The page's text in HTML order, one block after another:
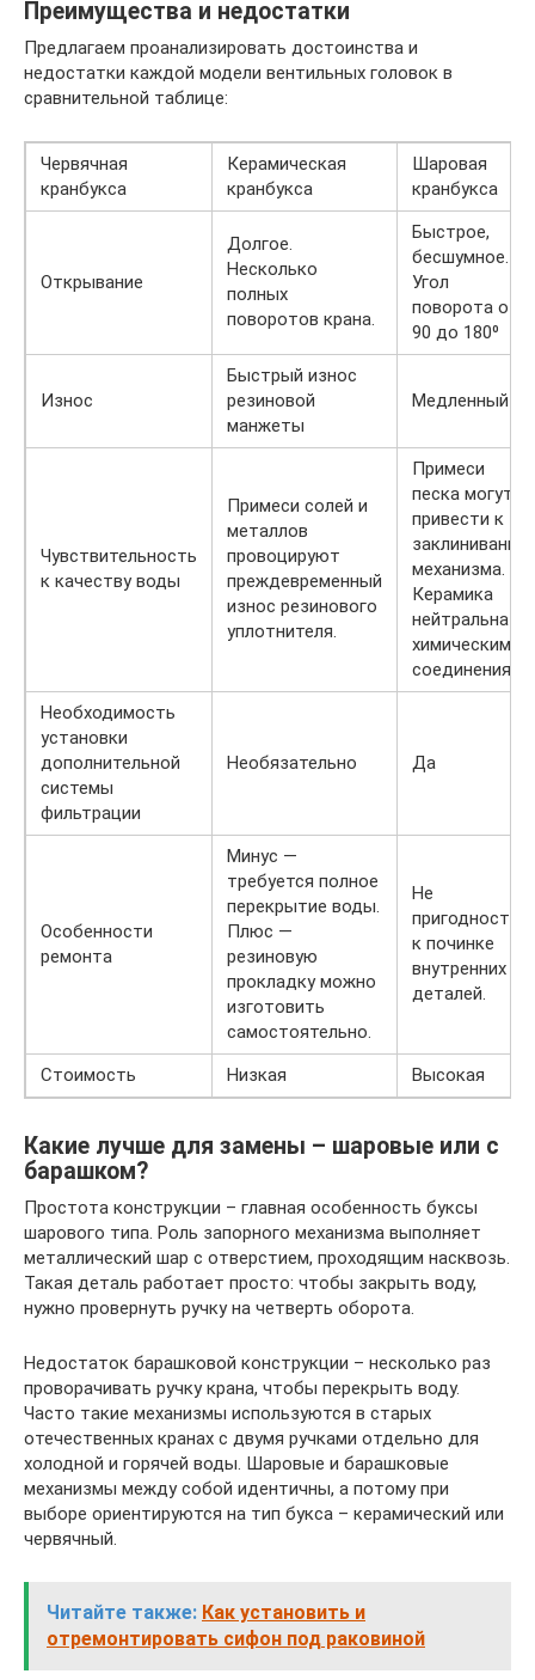
Преимущества и недостатки
Предлагаем проанализировать достоинства и
недостатки каждой модели вентильных головок в
сравнительной таблице:
Червячная
кранбукса
Керамическая
кранбукса
Шаровая
кранбукса
Открывание
Долгое.
Несколько
полных
поворотов крана.
Быстрое,
бесшумное.
Угол
поворота от
90 до 180⁰
Износ
Быстрый износ
резиновой
манжеты
Медленный
Чувствительность
к качеству воды
Примеси солей и
металлов
провоцируют
преждевременный
износ резинового
уплотнителя.
Примеси
песка могут
привести к
заклиниванию
механизма.
Керамика
нейтральна к
химическим
соединениям.
Необходимость
установки
дополнительной
системы
фильтрации
Необязательно Да
Особенности
ремонта
Минус —
требуется полное
перекрытие воды.
Плюс —
резиновую
прокладку можно
изготовить
самостоятельно.
Не
пригодность
к починке
внутренних
деталей.
Стоимость Низкая Высокая
Какие лучше для замены – шаровые или с
барашком?
Простота конструкции – главная особенность буксы
шарового типа. Роль запорного механизма выполняет
металлический шар с отверстием, проходящим насквозь.
Такая деталь работает просто: чтобы закрыть воду,
нужно провернуть ручку на четверть оборота.
Недостаток барашковой конструкции – несколько раз
проворачивать ручку крана, чтобы перекрыть воду.
Часто такие механизмы используются в старых
отечественных кранах с двумя ручками отдельно для
холодной и горячей воды. Шаровые и барашковые
механизмы между собой идентичны, а потому при
выборе ориентируются на тип букса – керамический или
червячный.
Читайте также: Как установить и
отремонтировать сифон под раковиной